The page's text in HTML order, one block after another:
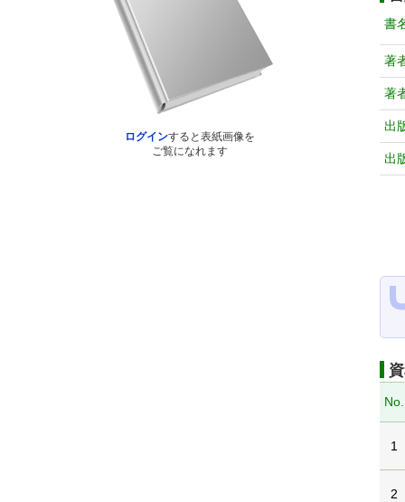
ログインすると表紙画像を
ご覧になれます
書
著
著
出
出
No.
1
2